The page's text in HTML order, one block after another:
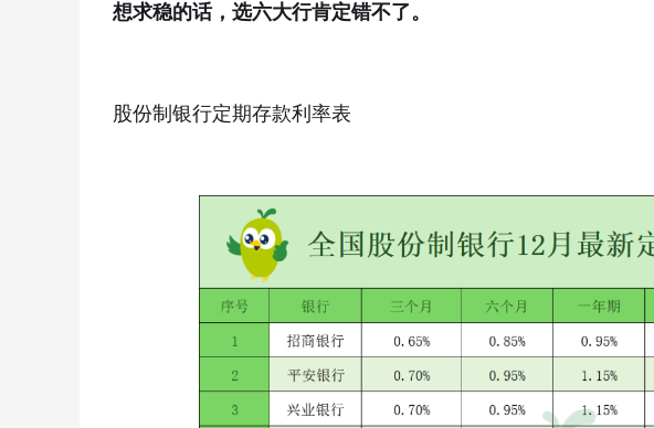
想求稳的话，选六大行肯定错不了。
股份制银行定期存款利率表